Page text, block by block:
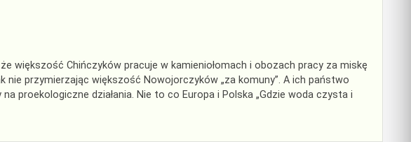
większość Chińczyków pracuje w kamieniołomach i obozach pracy za miskę
nie przymierzając większość Nowojorczyków „za komuny”. A ich państwo
proekologiczne działania. Nie to co Europa i Polska „Gdzie woda czysta i